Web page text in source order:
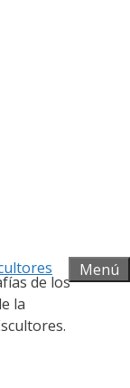
Menú
de los
la